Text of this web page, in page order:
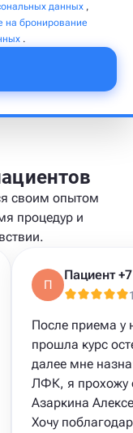
данных ,
на бронирование
.
своим опытом
процедур и
П
После приема у
прошла курс
далее мне
ЛФК​, я прохожу
Азаркина
Хочу